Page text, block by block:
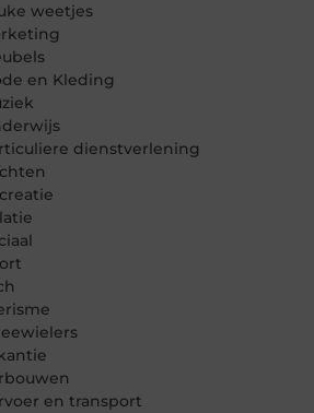
weetjes
en Kleding
dienstverlening
en transport